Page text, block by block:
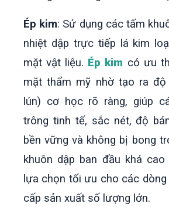
Ép kim: Sử dụng các tấm
nhiệt dập trực tiếp lá kim
mặt vật liệu. Ép kim có ưu
mặt thẩm mỹ nhờ tạo ra
lún) cơ học rõ ràng, giúp
trông tinh tế, sắc nét, độ
bền vững và không bị bong
khuôn dập ban đầu khá
lựa chọn tối ưu cho các
cấp sản xuất số lượng lớn.